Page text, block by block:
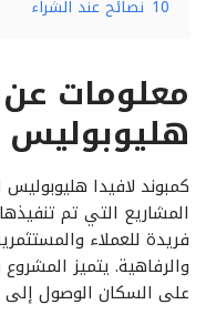
10 نصائح عند الشراء
معلومات عن
هليوبوليس
كمبوند لافيدا
المشاريع التي تم
فريدة للعملاء
والرفاهية. يتميز
على السكان الوصول إلى